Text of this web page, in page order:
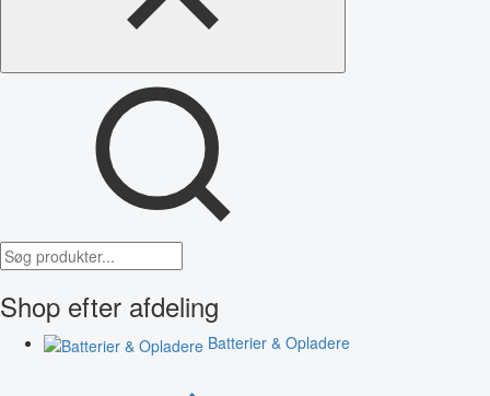
Shop efter afdeling
Batterier & Opladere